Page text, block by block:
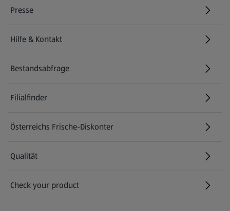
Presse
Hilfe & Kontakt
(öffnet in einem neuen Tab)
Bestandsabfrage
(öffnet in einem neuen Tab)
Filialfinder
Österreichs Frische-Diskonter
Qualität
Check your product
(öffnet in einem neuen Tab)